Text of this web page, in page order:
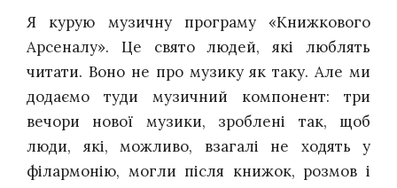
Я курую музичну програму «Книжкового
Арсеналу». Це свято людей, які люблять
читати. Воно не про музику як таку. Але ми
додаємо туди музичний компонент: три
вечори нової музики, зроблені так, щоб
люди, які, можливо, взагалі не ходять у
філармонію, могли після книжок, розмов і